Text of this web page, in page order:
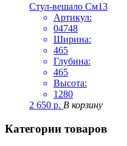
Стул-вешало См13
Артикул:
04748
Ширина:
465
Глубина:
465
Высота:
1280
2 650 р. В корзину
Категории товаров